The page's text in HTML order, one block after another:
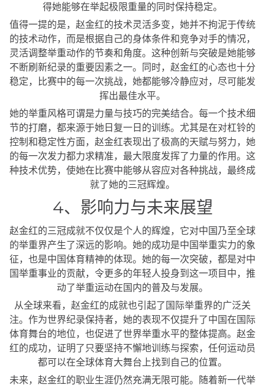
得她能够在举起极限重量的同时保持稳定。
值得一提的是，赵金红的技术灵活多变，她并不拘泥于传统
的技术动作，而是根据自己的身体条件和竞争对手的情况，
灵活调整举重动作的节奏和角度。这种创新与突破是她能够
不断刷新纪录的重要因素之一。同时，赵金红的心态也十分
稳定，比赛中的每一次挑战，她都能够冷静应对，尽可能发
挥出最佳水平。
她的举重风格可谓是力量与技巧的完美结合。每一个技术细
节的打磨，都来源于她日复一日的训练。尤其是在对杠铃的
控制和稳定性方面，赵金红表现出了极高的天赋与努力，她
的每一次发力都力求精准，最大限度发挥了力量的作用。这
种技术优势，使她在比赛中能够从容应对各种挑战，最终成
就了她的三冠辉煌。
4、影响力与未来展望
赵金红的三冠成就不仅仅是个人的辉煌，它对中国乃至全球
的举重界产生了深远的影响。她的成功是中国举重实力的象
征，也是中国体育精神的体现。她的每一次突破，都是对中
国举重事业的贡献，令更多的年轻人投身到这一项目中，推
动了举重运动在国内的普及与发展。
从全球来看，赵金红的成就也引起了国际举重界的广泛关
注。作为世界纪录保持者，她的表现不仅提升了中国在国际
体育舞台的地位，也促进了世界举重水平的整体提高。赵金
红的成功，证明了只要坚持不懈地训练与探索，任何运动员
都可以在全球体育大舞台上找到自己的位置。
未来，赵金红的职业生涯仍然充满无限可能。随着新一代举